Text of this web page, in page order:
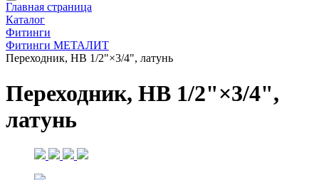
Главная страница
Каталог
Фитинги
Фитинги МЕТАЛИТ
Переходник, НВ 1/2"×3/4", латунь
Переходник, НВ 1/2"×3/4",
латунь